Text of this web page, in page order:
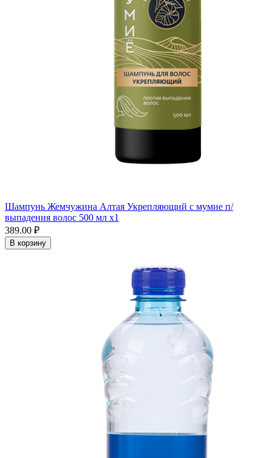
Шампунь Жемчужина Алтая Укрепляющий с мумие п/
выпадения волос 500 мл x1
389.00 ₽
В корзину